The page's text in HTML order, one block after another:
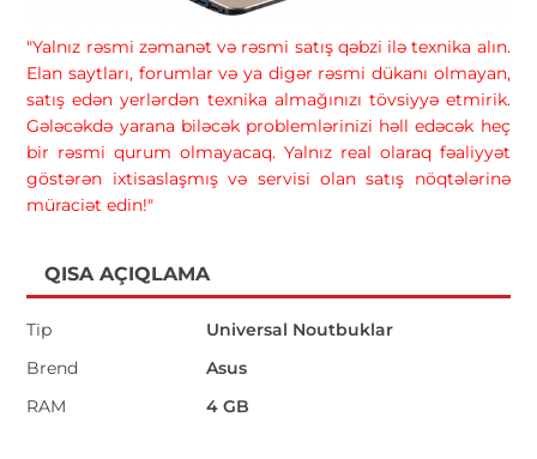
"Yalnız rəsmi zəmanət və rəsmi satış qəbzi ilə texnika alın.
Elan saytları, forumlar və ya digər rəsmi dükanı olmayan,
satış edən yerlərdən texnika almağınızı tövsiyyə etmirik.
Gələcəkdə yarana biləcək problemlərinizi həll edəcək heç
bir rəsmi qurum olmayacaq. Yalnız real olaraq fəaliyyət
göstərən ixtisaslaşmış və servisi olan satış nöqtələrinə
müraciət edin!"
QISA AÇIQLAMA
Tip
Universal Noutbuklar
Brend
Asus
RAM
4 GB